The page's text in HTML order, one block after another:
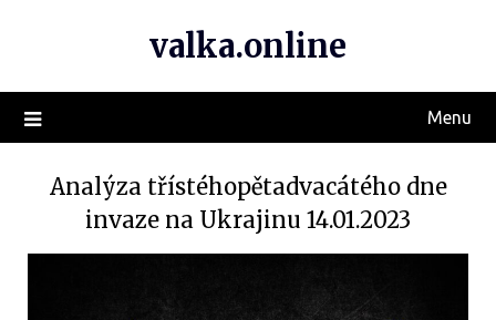
valka.online
Menu
Analýza třístéhopětadvacátého dne
invaze na Ukrajinu 14.01.2023